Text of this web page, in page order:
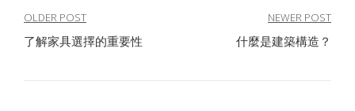
文
章
OLDER POST
了解家具選擇的重要性
NEWER POST
什麼是建築構造？